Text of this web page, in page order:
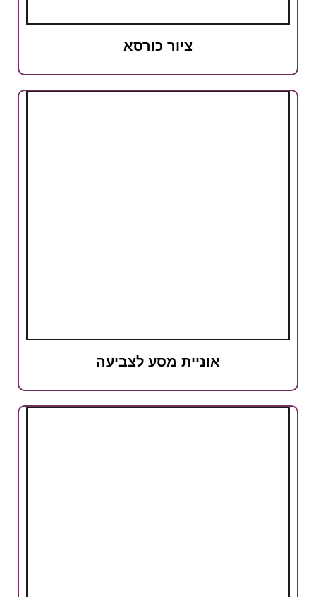
ציור כורסא
אוניית מסע לצביעה